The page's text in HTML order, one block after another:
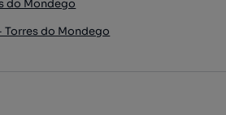
do Mondego
Torres do Mondego